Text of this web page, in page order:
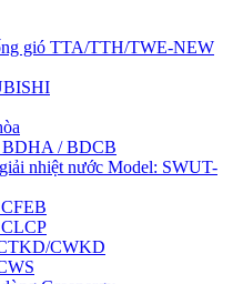
gió TTA/TTH/TWE-NEW
BDHA / BDCB
nhiệt nước Model: SWUT-
CWKD